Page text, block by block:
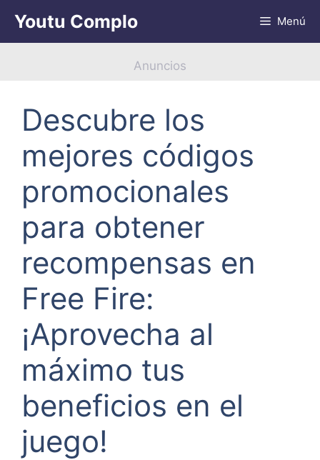
contenido
Youtu Complo Menú
Anuncios
Descubre los
mejores códigos
promocionales
para obtener
recompensas en
Free Fire:
¡Aprovecha al
máximo tus
beneficios en el
juego!